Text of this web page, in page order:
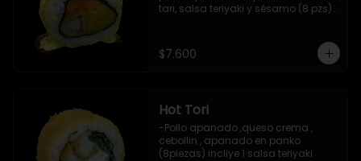
tari, salsa teriyaki y sésamo (8 pzs).
$7.600
Hot Tori
-Pollo apanado ,queso crema ,
cebollin , apanado en panko
(8piezas) incliye 1 salsa teriyaki